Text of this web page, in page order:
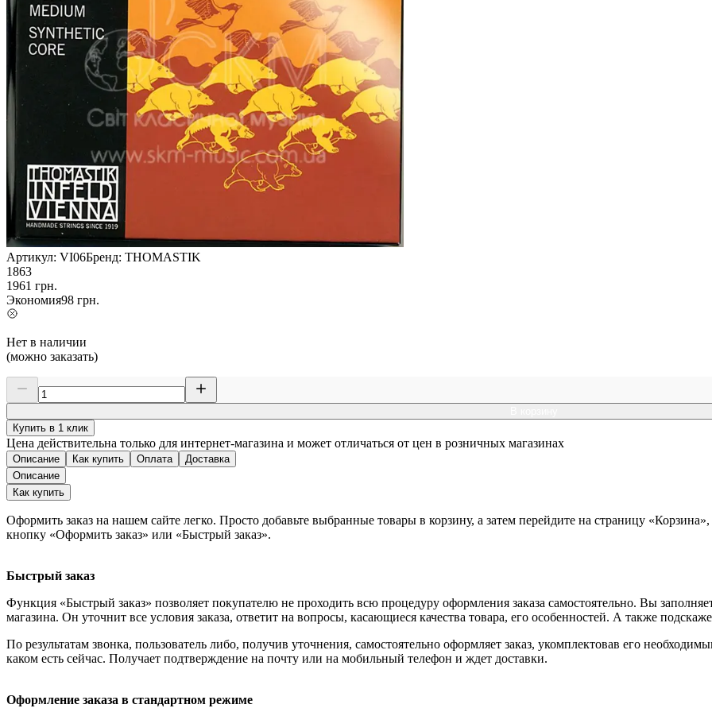
Артикул: VI06Бренд: THOMASTIK
1863
1961 грн.
Экономия98 грн.
Нет в наличии
(можно заказать)
Купить в 1 клик
Цена действительна только для интернет-магазина и может отличаться от цен в розничных магазинах
Описание Как купить Оплата
Доставка
Описание
Как купить
Оформить заказ на нашем сайте легко. Просто добавьте выбранные товары в корзину, а затем перейдите на страницу
кнопку «Оформить заказ» или «Быстрый заказ».
Быстрый заказ
Функция «Быстрый заказ» позволяет покупателю не проходить всю процедуру оформления заказа самостоятельно. Вы
магазина. Он уточнит все условия заказа, ответит на вопросы, касающиеся качества товара, его особенностей. А также
По результатам звонка, пользователь либо, получив уточнения, самостоятельно оформляет заказ, укомплектовав его
каком есть сейчас. Получает подтверждение на почту или на мобильный телефон и ждет доставки.
Оформление заказа в стандартном режиме